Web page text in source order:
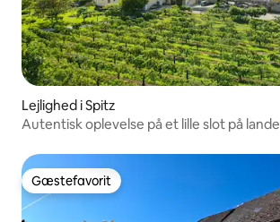
Lejlighed i Spitz
Autentisk oplevelse på et lille slot på
Gæstefavorit
Gæstefavorit